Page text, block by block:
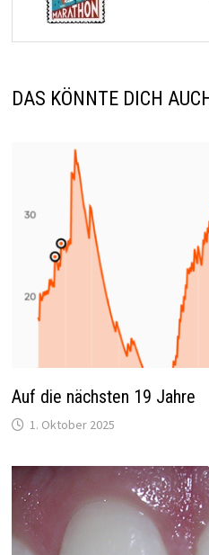
DAS KÖNNTE DICH
Auf die nächsten 19 Jahre
1. Oktober 2025